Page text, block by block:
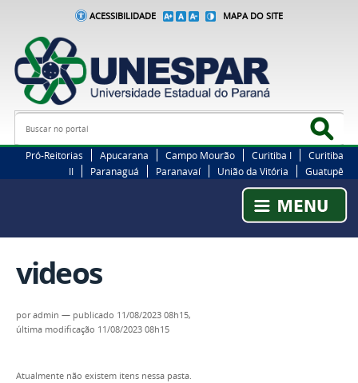
ACESSIBILIDADE MAPA DO SITE
Busca
Pró-Reitorias Apucarana Campo Mourão Curitiba I
Curitiba
II
Paranaguá Paranavaí União da Vitória Guatupê
videos
poradmin — publicado 11/08/2023 08h15,
última modificação 11/08/2023 08h15
Atualmente não existem itens nessa pasta.